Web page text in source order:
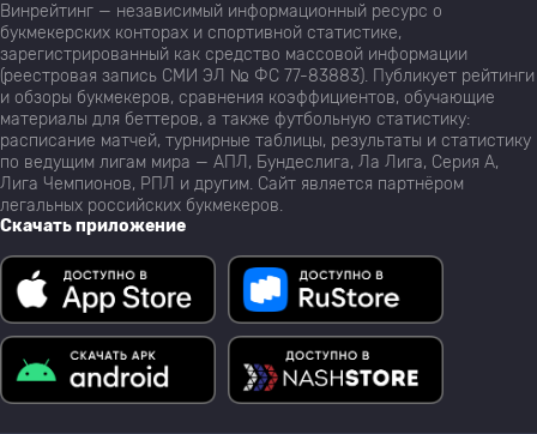
Винрейтинг — независимый информационный ресурс о
букмекерских конторах и спортивной статистике,
зарегистрированный как средство массовой информации
(реестровая запись СМИ ЭЛ № ФС 77-83883). Публикует рейтинги
и обзоры букмекеров, сравнения коэффициентов, обучающие
материалы для беттеров, а также футбольную статистику:
расписание матчей, турнирные таблицы, результаты и статистику
по ведущим лигам мира — АПЛ, Бундеслига, Ла Лига, Серия А,
Лига Чемпионов, РПЛ и другим. Сайт является партнёром
легальных российских букмекеров.
Скачать приложение